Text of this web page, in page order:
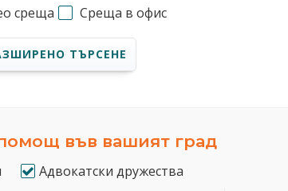
среща Среща в офис
ТЪРСЕНЕ
във вашият град
Адвокатски дружества